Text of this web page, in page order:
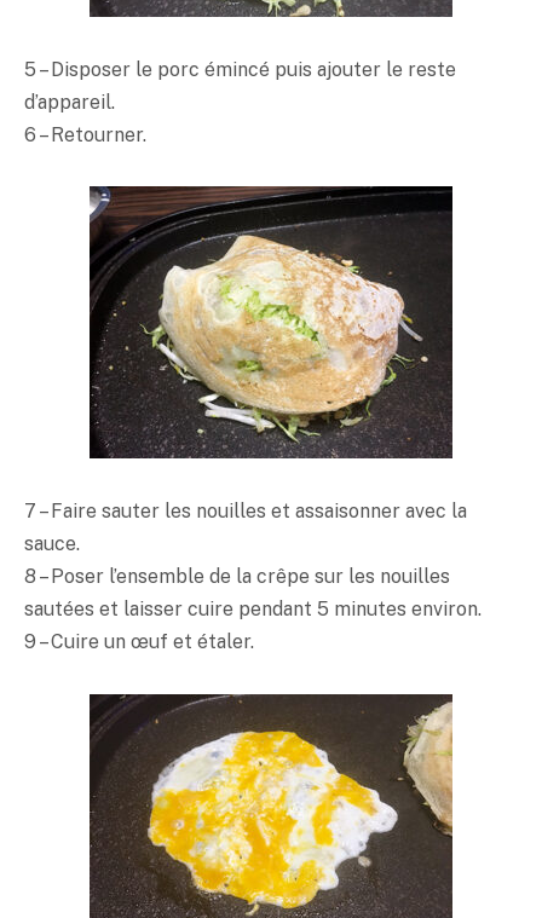
5 – Disposer le porc émincé puis ajouter le reste
d’appareil.
6 – Retourner.
7 – Faire sauter les nouilles et assaisonner avec la
sauce.
8 – Poser l’ensemble de la crêpe sur les nouilles
sautées et laisser cuire pendant 5 minutes environ.
9 – Cuire un œuf et étaler.